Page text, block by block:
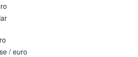
/ euro